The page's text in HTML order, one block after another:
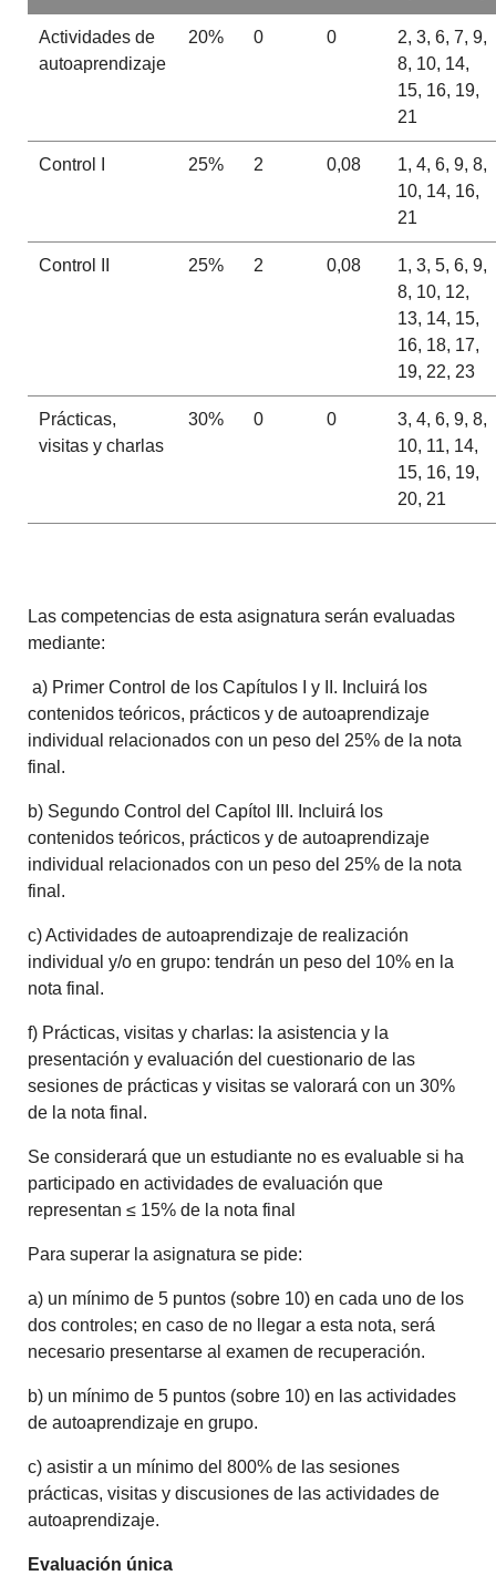
Actividades de
autoaprendizaje
20% 0 0
2, 3, 6, 7, 9,
8, 10, 14,
15, 16, 19,
21
Control I 25% 2 0,08
1, 4, 6, 9, 8,
10, 14, 16,
21
Control II 25% 2 0,08
1, 3, 5, 6, 9,
8, 10, 12,
13, 14, 15,
16, 18, 17,
19, 22, 23
Prácticas,
visitas y charlas
30% 0 0
3, 4, 6, 9, 8,
10, 11, 14,
15, 16, 19,
20, 21
Las competencias de esta asignatura serán evaluadas
mediante:
a) Primer Control de los Capítulos I y II. Incluirá los
contenidos teóricos, prácticos y de autoaprendizaje
individual relacionados con un peso del 25% de la nota
final.
b) Segundo Control del Capítol III. Incluirá los
contenidos teóricos, prácticos y de autoaprendizaje
individual relacionados con un peso del 25% de la nota
final.
c) Actividades de autoaprendizaje de realización
individual y/o en grupo: tendrán un peso del 10% en la
nota final.
f) Prácticas, visitas y charlas: la asistencia y la
presentación y evaluación del cuestionario de las
sesiones de prácticas y visitas se valorará con un 30%
de la nota final.
Se considerará que un estudiante no es evaluable si ha
participado en actividades de evaluación que
representan ≤ 15% de la nota final
Para superar la asignatura se pide:
a) un mínimo de 5 puntos (sobre 10) en cada uno de los
dos controles; en caso de no llegar a esta nota, será
necesario presentarse al examen de recuperación.
b) un mínimo de 5 puntos (sobre 10) en las actividades
de autoaprendizaje en grupo.
c) asistir a un mínimo del 800% de las sesiones
prácticas, visitas y discusiones de las actividades de
autoaprendizaje.
Evaluación única